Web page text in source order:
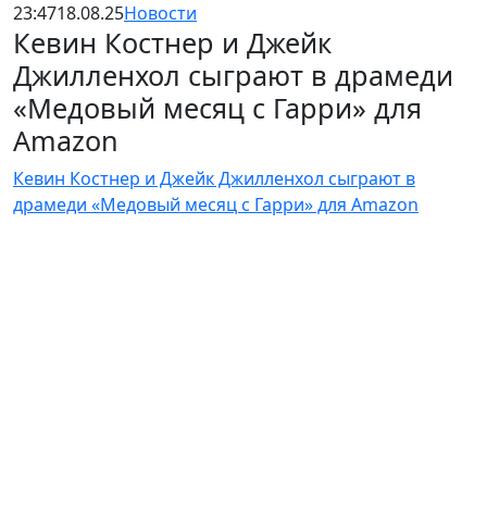
23:4718.08.25Новости
Кевин Костнер и Джейк
Джилленхол сыграют в драмеди
«Медовый месяц с Гарри» для
Amazon
Кевин Костнер и Джейк Джилленхол сыграют в
драмеди «Медовый месяц с Гарри» для Amazon